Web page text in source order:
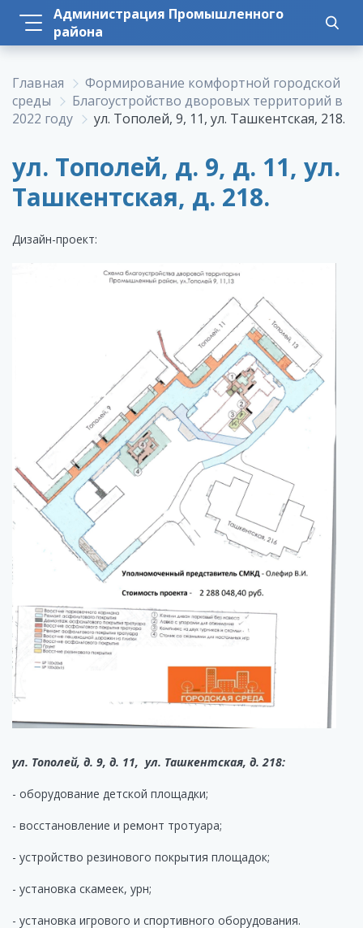
Администрация Промышленного
района
Главная
Формирование комфортной городской
среды
Благоустройство дворовых территорий в
2022 году
ул. Тополей, 9, 11, ул. Ташкентская, 218.
ул. Тополей, д. 9, д. 11, ул.
Ташкентская, д. 218.
Дизайн-проект:
ул. Тополей, д. 9, д. 11, ул. Ташкентская, д. 218:
- оборудование детской площадки;
- восстановление и ремонт тротуара;
- устройство резинового покрытия площадок;
- установка скамеек, урн;
- установка игрового и спортивного оборудования.